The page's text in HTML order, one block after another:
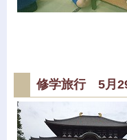
修学旅行 5月